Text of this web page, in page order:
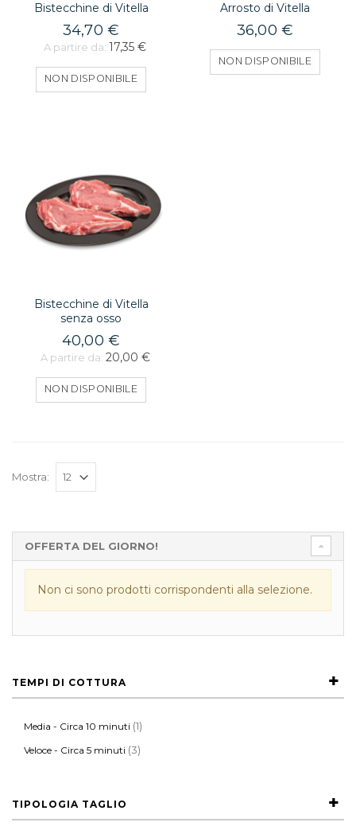
Bistecchine di Vitella
34,70 €
A partire da: 17,35 €
NON DISPONIBILE
Arrosto di Vitella
36,00 €
NON DISPONIBILE
Bistecchine di Vitella
senza osso
40,00 €
A partire da: 20,00 €
NON DISPONIBILE
Mostra:
OFFERTA DEL GIORNO!
Non ci sono prodotti corrispondenti alla selezione.
TEMPI DI COTTURA
Media - Circa 10 minuti (1)
Veloce - Circa 5 minuti (3)
TIPOLOGIA TAGLIO